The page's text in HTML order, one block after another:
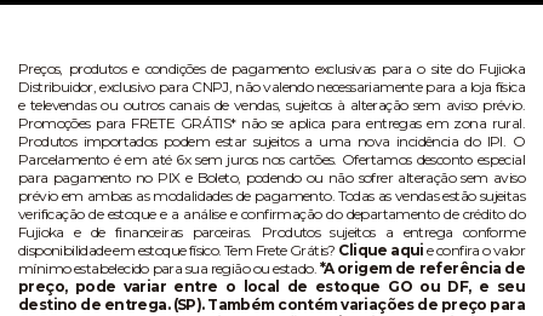
Preços, produtos e condições de pagamento exclusivas para o site do Fujioka
Distribuidor, exclusivo para CNPJ, não valendo necessariamente para a loja física
e televendas ou outros canais de vendas, sujeitos à alteração sem aviso prévio.
Promoções para FRETE GRÁTIS* não se aplica para entregas em zona rural.
Produtos importados podem estar sujeitos a uma nova incidência do IPI. O
Parcelamento é em até 6x sem juros nos cartões. Ofertamos desconto especial
para pagamento no PIX e Boleto, podendo ou não sofrer alteração sem aviso
prévio em ambas as modalidades de pagamento. Todas as vendas estão sujeitas
verificação de estoque e a análise e confirmação do departamento de crédito do
Fujioka e de financeiras parceiras. Produtos sujeitos a entrega conforme
disponibilidade em estoque físico. Tem Frete Grátis? Clique aqui e confira o valor
mínimo estabelecido para sua região ou estado. *A origem de referência de
preço, pode variar entre o local de estoque GO ou DF, e seu
destino de entrega. (SP). Também contém variações de preço para